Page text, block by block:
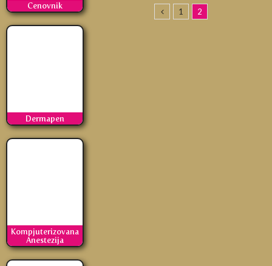
Cenovnik
Dermapen
Kompjuterizovana
Anestezija
1 2